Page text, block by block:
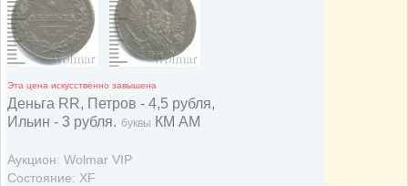
Эта цена искусственно завышена
Деньга RR, Петров - 4,5 рубля,
Ильин - 3 рубля. буквы КМ АМ
Аукцион: Wolmar VIP
Состояние: XF